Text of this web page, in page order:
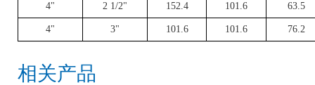
4" 2 1/2" 152.4 101.6 63.5
4" 3" 101.6 101.6 76.2
相关产品